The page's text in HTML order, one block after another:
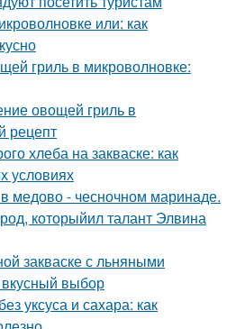
или: как
гриль в микроволновке:
овощей гриль в
рецепт
хлеба на закваске: как
условиях
медово - чесночном маринаде.
которыйил талант Элвина
закваске с льняными
выбор
уксуса и сахара: как